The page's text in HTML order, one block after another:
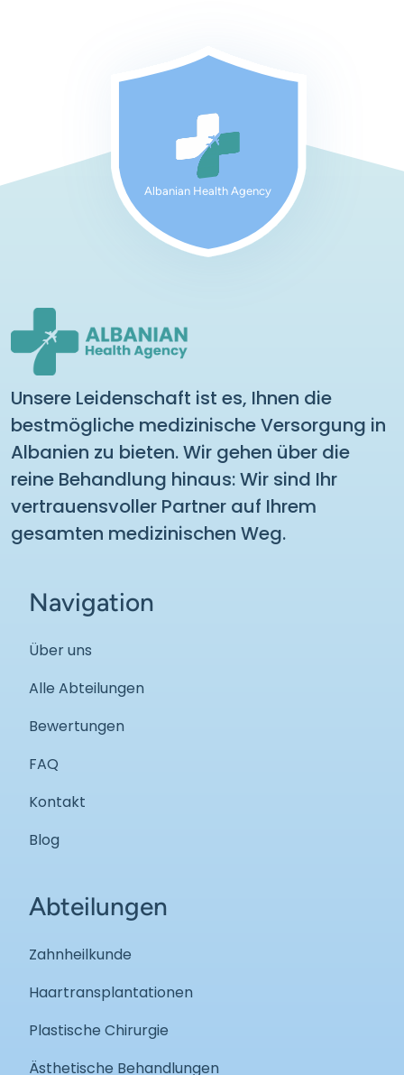
Albanian Health Agency
Unsere Leidenschaft ist es, Ihnen die
bestmögliche medizinische Versorgung in
Albanien zu bieten. Wir gehen über die
reine Behandlung hinaus: Wir sind Ihr
vertrauensvoller Partner auf Ihrem
gesamten medizinischen Weg.
Navigation
Über uns
Alle Abteilungen
Bewertungen
FAQ
Kontakt
Blog
Abteilungen
Zahnheilkunde
Haartransplantationen
Plastische Chirurgie
Ästhetische Behandlungen